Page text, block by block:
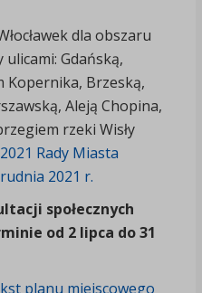
dla obszaru
Gdańską,
Kopernika, Brzeską,
Aleją Chopina,
rzeki Wisły
Rady Miasta
2021 r.
społecznych
od 2 lipca do 31
planu miejscowego